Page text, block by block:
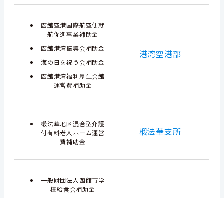
函館空港国際航空便就
航促進事業補助金
函館港湾振興会補助金
海の日を祝う会補助金
函館港湾福利厚生会館
運営費補助金
港湾空港部
椴法華地区混合型介護
付有料老人ホーム運営
費補助金
椴法華支所
一般財団法人函館市学
校給食会補助金